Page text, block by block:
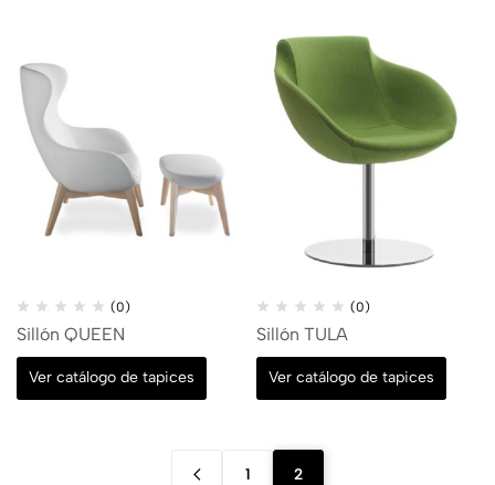
(0)
Sillón QUEEN
Ver catálogo de tapices
(0)
Sillón TULA
Ver catálogo de tapices
1 2